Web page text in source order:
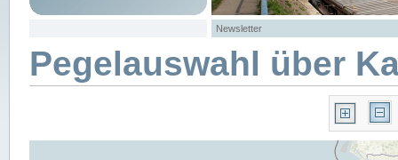
Newsletter
Pegelauswahl über